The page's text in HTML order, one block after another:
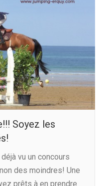
Soyez les
vu un concours
des moindres! Une
prêts à en prendre